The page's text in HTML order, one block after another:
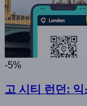
-5%
고 시티 런던: